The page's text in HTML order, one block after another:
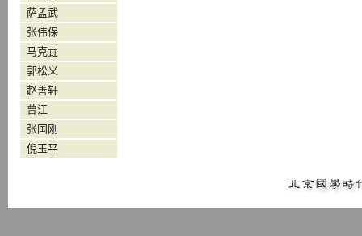
萨孟武
张伟保
马克垚
郭松义
赵善轩
曾江
张国刚
倪玉平